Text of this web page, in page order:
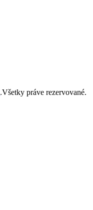
.Všetky práve rezervované.